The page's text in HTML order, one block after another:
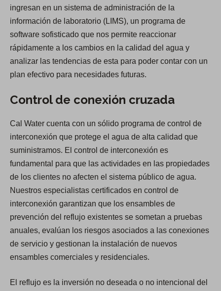
ingresan en un sistema de administración de la
información de laboratorio (LIMS), un programa de
software sofisticado que nos permite reaccionar
rápidamente a los cambios en la calidad del agua y
analizar las tendencias de esta para poder contar con un
plan efectivo para necesidades futuras.
Control de conexión cruzada
Cal Water cuenta con un sólido programa de control de
interconexión que protege el agua de alta calidad que
suministramos. El control de interconexión es
fundamental para que las actividades en las propiedades
de los clientes no afecten el sistema público de agua.
Nuestros especialistas certificados en control de
interconexión garantizan que los ensambles de
prevención del reflujo existentes se sometan a pruebas
anuales, evalúan los riesgos asociados a las conexiones
de servicio y gestionan la instalación de nuevos
ensambles comerciales y residenciales.
El reflujo es la inversión no deseada o no intencional del